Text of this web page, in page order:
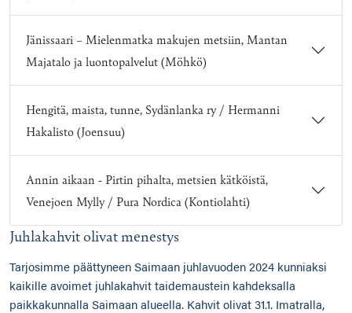
Jänissaari – Mielenmatka makujen metsiin, Mantan
Majatalo ja luontopalvelut (Möhkö)
Hengitä, maista, tunne, Sydänlanka ry / Hermanni
Hakalisto (Joensuu)
Annin aikaan - Pirtin pihalta, metsien kätköistä,
Venejoen Mylly / Pura Nordica (Kontiolahti)
Juhlakahvit olivat menestys
Tarjosimme päättyneen Saimaan juhlavuoden 2024 kunniaksi
kaikille avoimet juhlakahvit taidemaustein kahdeksalla
paikkakunnalla Saimaan alueella. Kahvit olivat 31.1. Imatralla,